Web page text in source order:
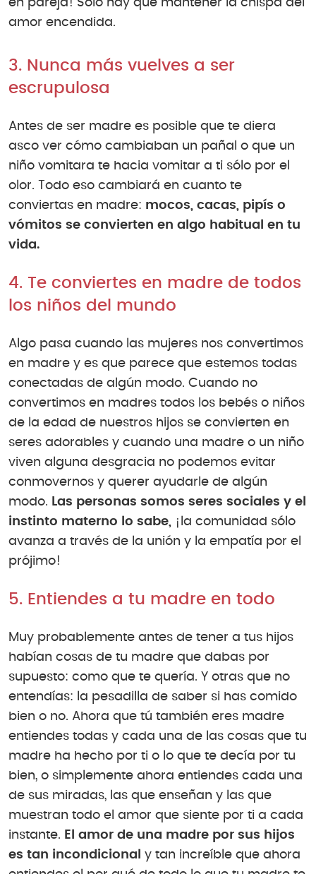
en pareja! Sólo hay que mantener la chispa del
amor encendida.
3. Nunca más vuelves a ser
escrupulosa
Antes de ser madre es posible que te diera
asco ver cómo cambiaban un pañal o que un
niño vomitara te hacia vomitar a ti sólo por el
olor. Todo eso cambiará en cuanto te
conviertas en madre: mocos, cacas, pipís o
vómitos se convierten en algo habitual en tu
vida.
4. Te conviertes en madre de todos
los niños del mundo
Algo pasa cuando las mujeres nos convertimos
en madre y es que parece que estemos todas
conectadas de algún modo. Cuando no
convertimos en madres todos los bebés o niños
de la edad de nuestros hijos se convierten en
seres adorables y cuando una madre o un niño
viven alguna desgracia no podemos evitar
conmovernos y querer ayudarle de algún
modo. Las personas somos seres sociales y el
instinto materno lo sabe, ¡la comunidad sólo
avanza a través de la unión y la empatía por el
prójimo!
5. Entiendes a tu madre en todo
Muy probablemente antes de tener a tus hijos
habían cosas de tu madre que dabas por
supuesto: como que te quería. Y otras que no
entendías: la pesadilla de saber si has comido
bien o no. Ahora que tú también eres madre
entiendes todas y cada una de las cosas que tu
madre ha hecho por ti o lo que te decía por tu
bien, o simplemente ahora entiendes cada una
de sus miradas, las que enseñan y las que
muestran todo el amor que siente por ti a cada
instante. El amor de una madre por sus hijos
es tan incondicional
y tan increíble que ahora